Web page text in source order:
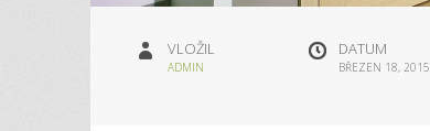
VLOŽIL
ADMIN
DATUM
BŘEZEN 18, 2015